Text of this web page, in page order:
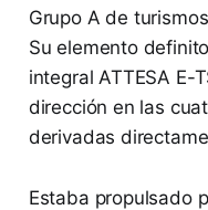
Grupo A de
Su elemento
integral ATTESA E-
dirección en las
derivadas
Estaba propulsado